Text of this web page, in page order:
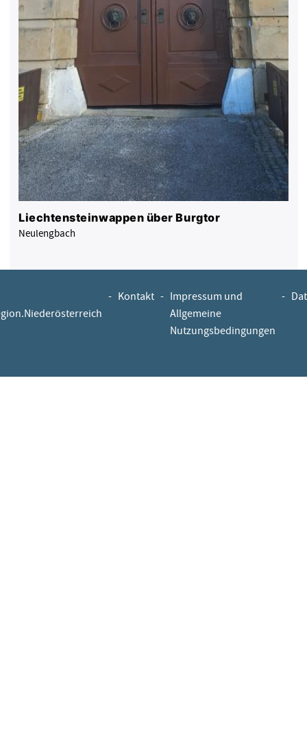
Liechtensteinwappen über Burgtor
Neulengbach
- Kontakt - Impressum und
Allgemeine
Nutzungsbedingungen
-